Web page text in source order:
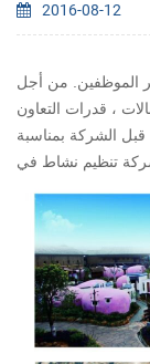
2016-08-12
الموظفين. من أجل
، قدرات التعاون
الشركة بمناسبة